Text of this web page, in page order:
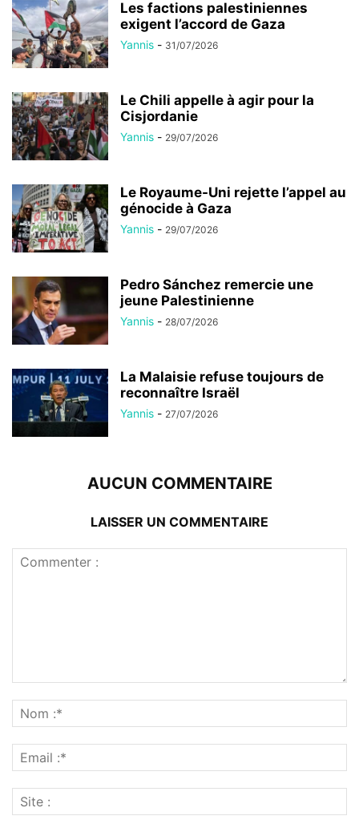
Les factions palestiniennes
exigent l’accord de Gaza
Yannis - 31/07/2026
Le Chili appelle à agir pour la
Cisjordanie
Yannis - 29/07/2026
Le Royaume-Uni rejette l’appel au
génocide à Gaza
Yannis - 29/07/2026
Pedro Sánchez remercie une
jeune Palestinienne
Yannis - 28/07/2026
La Malaisie refuse toujours de
reconnaître Israël
Yannis - 27/07/2026
AUCUN COMMENTAIRE
LAISSER UN COMMENTAIRE